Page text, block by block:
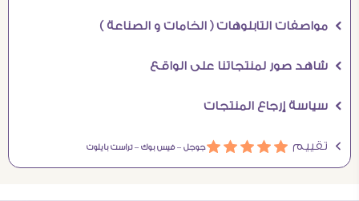
Ö مواصفات التابلوهات ( الخامات و الصناعة )
Ö شاهد صور لمنتجاتنا على الواقع
Ö سياسة إرجاع المنتجات
Ö تقييم áááááجوجل –فيس بوك –تراست بايلوت